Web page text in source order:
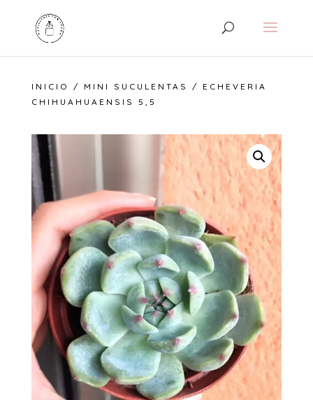
INICIO / MINI SUCULENTAS
/ ECHEVERIA
CHIHUAHUAENSIS 5,5